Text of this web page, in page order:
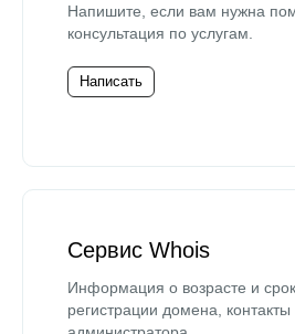
Напишите, если вам нужна
консультация по услугам.
Написать
Сервис Whois
Информация о возрасте и
регистрации домена, контакты